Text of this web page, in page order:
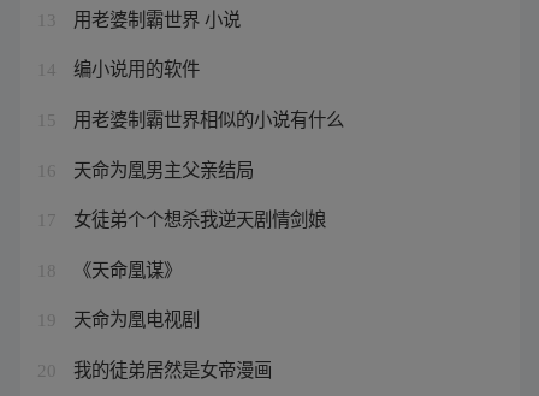
13 用老婆制霸世界 小说
14 编小说用的软件
15 用老婆制霸世界相似的小说有什么
16 天命为凰男主父亲结局
17 女徒弟个个想杀我逆天剧情剑娘
18 《天命凰谋》
19 天命为凰电视剧
20 我的徒弟居然是女帝漫画